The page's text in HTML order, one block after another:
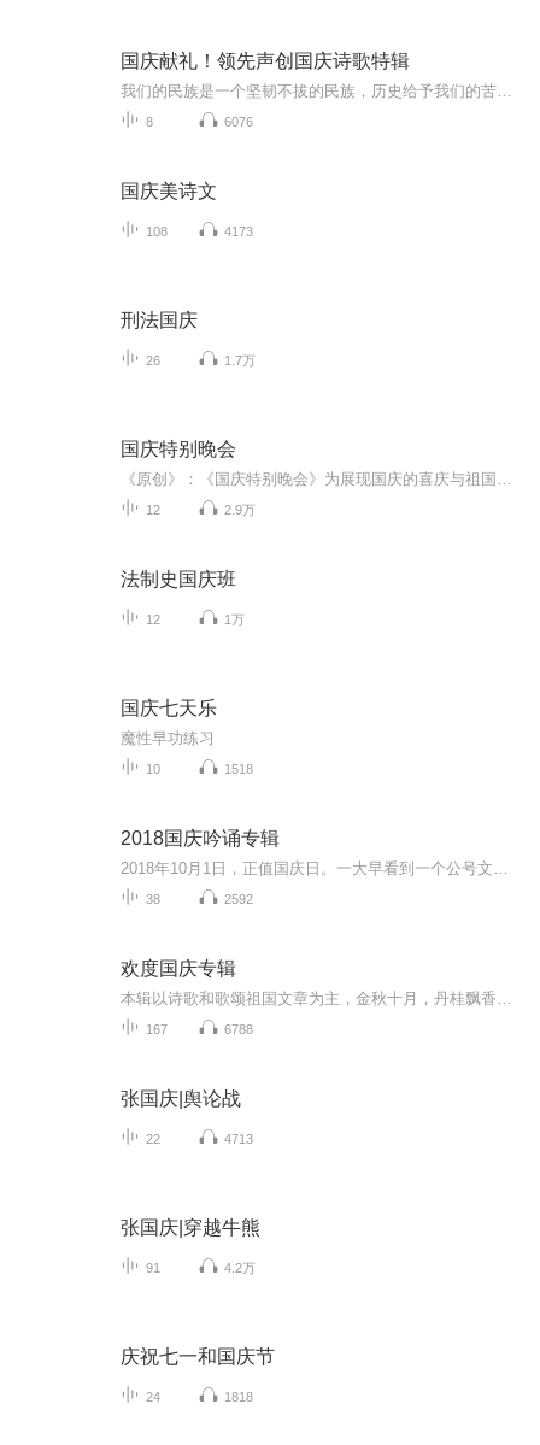
国庆献礼！领先声创国庆诗歌特辑
8 6076
国庆美诗文
108 4173
刑法国庆
26 1.7万
国庆特别晚会
12 2.9万
法制史国庆班
12 1万
国庆七天乐
魔性早功练习
10 1518
2018国庆吟诵专辑
38 2592
欢度国庆专辑
167 6788
张国庆|舆论战
22 4713
张国庆|穿越牛熊
91 4.2万
庆祝七一和国庆节
24 1818